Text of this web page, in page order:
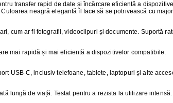
transfer rapid de date și încărcare eficientă a
neagră elegantă îl face să se potrivească cu
cum ar fi fotografii, videoclipuri și documente. Suportă
mai rapidă și mai eficientă a dispozitivelor compatibile.
USB-C, inclusiv telefoane, tablete, laptopuri și alte
lungă de viață. Testat pentru a rezista la utilizare intensă.